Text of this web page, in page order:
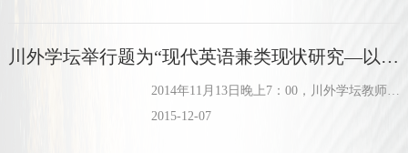
川外学坛举行题为“现代英语兼类现状研究—以《牛津高阶英语词典》（第7版）为例”的学术报告
2015-12-07